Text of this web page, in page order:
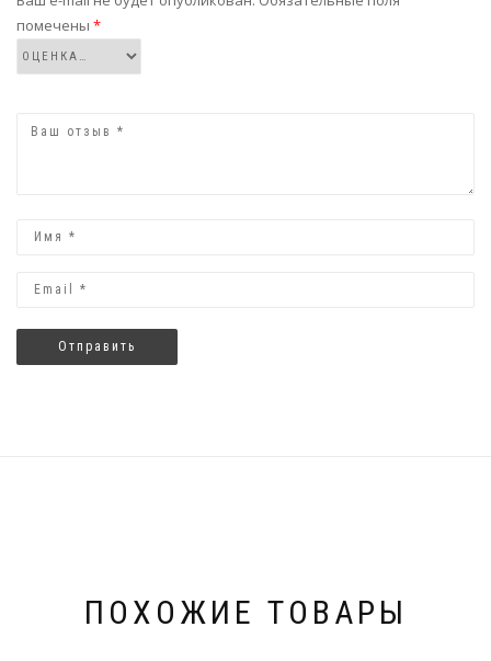
помечены *
ПОХОЖИЕ ТОВАРЫ